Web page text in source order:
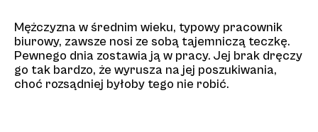
Mężczyzna w średnim wieku, typowy pracownik
biurowy, zawsze nosi ze sobą tajemniczą teczkę.
Pewnego dnia zostawia ją w pracy. Jej brak dręczy
go tak bardzo, że wyrusza na jej poszukiwania,
choć rozsądniej byłoby tego nie robić.